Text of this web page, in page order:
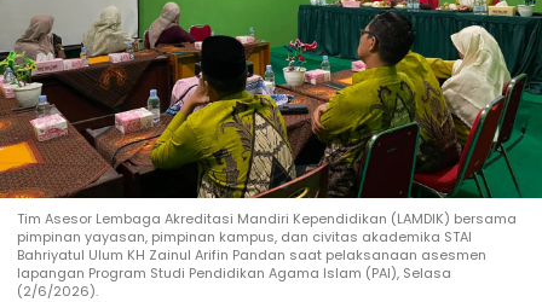
Tim Asesor Lembaga Akreditasi Mandiri Kependidikan (LAMDIK) bersama
pimpinan yayasan, pimpinan kampus, dan civitas akademika STAI
Bahriyatul Ulum KH Zainul Arifin Pandan saat pelaksanaan asesmen
lapangan Program Studi Pendidikan Agama Islam (PAI), Selasa
(2/6/2026).